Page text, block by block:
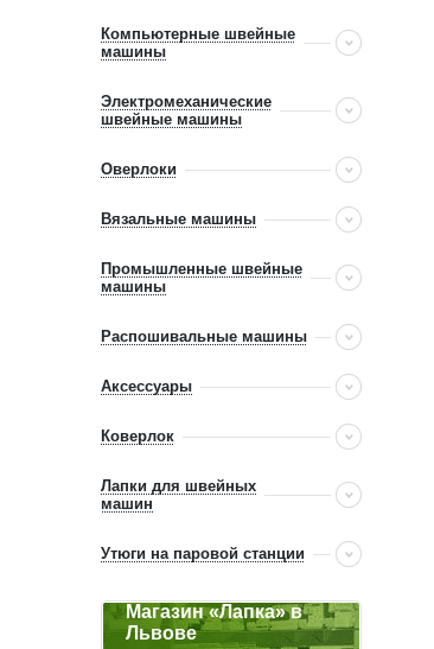
Компьютерные швейные
машины
Электромеханические
швейные машины
Оверлоки
Вязальные машины
Промышленные швейные
машины
Распошивальные машины
Аксессуары
Коверлок
Лапки для швейных
машин
Утюги на паровой станции
Магазин «Лапка» в
Львове